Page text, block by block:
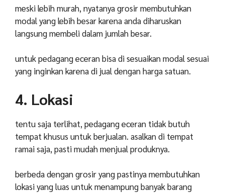
meski lebih murah, nyatanya grosir membutuhkan
modal yang lebih besar karena anda diharuskan
langsung membeli dalam jumlah besar.
untuk pedagang eceran bisa di sesuaikan modal sesuai
yang inginkan karena di jual dengan harga satuan.
4. Lokasi
tentu saja terlihat, pedagang eceran tidak butuh
tempat khusus untuk berjualan. asalkan di tempat
ramai saja, pasti mudah menjual produknya.
berbeda dengan grosir yang pastinya membutuhkan
lokasi yang luas untuk menampung banyak barang